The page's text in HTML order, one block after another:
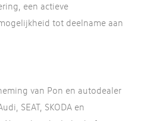
een actieve
tot deelname aan
van Pon en autodealer
SEAT, SKODA en